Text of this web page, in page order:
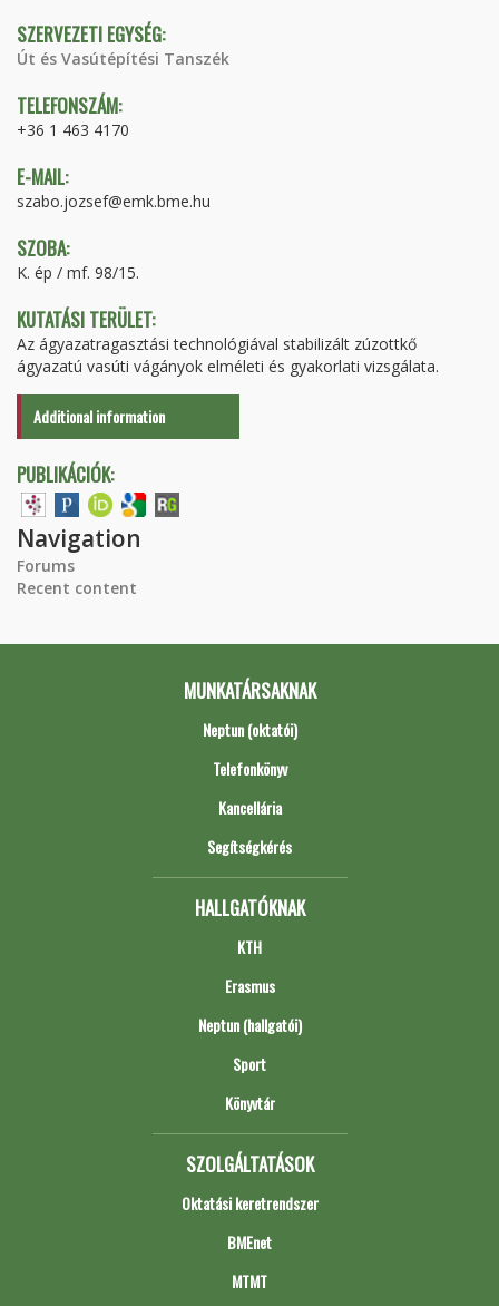
SZERVEZETI EGYSÉG:
Út és Vasútépítési Tanszék
TELEFONSZÁM:
+36 1 463 4170
E-MAIL:
szabo.jozsef@emk.bme.hu
SZOBA:
K. ép / mf. 98/15.
KUTATÁSI TERÜLET:
Az ágyazatragasztási technológiával stabilizált zúzottkő
ágyazatú vasúti vágányok elméleti és gyakorlati vizsgálata.
Additional information
PUBLIKÁCIÓK:
Navigation
Forums
Recent content
MUNKATÁRSAKNAK
Neptun (oktatói)
Telefonkönyv
Kancellária
Segítségkérés
HALLGATÓKNAK
KTH
Erasmus
Neptun (hallgatói)
Sport
Könyvtár
SZOLGÁLTATÁSOK
Oktatási keretrendszer
BMEnet
MTMT